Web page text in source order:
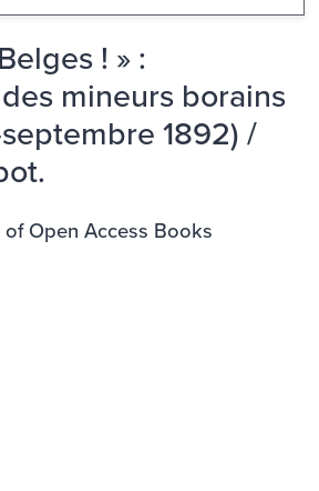
! » :
des mineurs borains
1892) /
Open Access Books